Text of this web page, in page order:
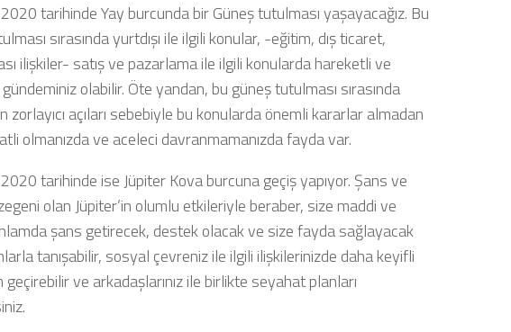
tarihinde Yay burcunda bir Güneş tutulması yaşayacağız. Bu
sırasında yurtdışı ile ilgili konular, -eğitim, dış ticaret,
ilişkiler- satış ve pazarlama ile ilgili konularda hareketli ve
olabilir. Öte yandan, bu güneş tutulması sırasında
zorlayıcı açıları sebebiyle bu konularda önemli kararlar almadan
olmanızda ve aceleci davranmamanızda fayda var.
tarihinde ise Jüpiter Kova burcuna geçiş yapıyor. Şans ve
olan Jüpiter’in olumlu etkileriyle beraber, size maddi ve
şans getirecek, destek olacak ve size fayda sağlayacak
tanışabilir, sosyal çevreniz ile ilgili ilişkilerinizde daha keyifli
geçirebilir ve arkadaşlarınız ile birlikte seyahat planları